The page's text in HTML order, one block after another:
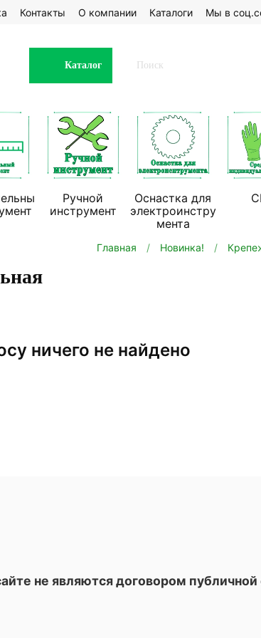
Контакты О компании Каталоги Мы в
Каталог
Ручной
инструмент
Оснастка для
электроинстру
мента
Главная Новинка!
ничего не найдено
не являются договором